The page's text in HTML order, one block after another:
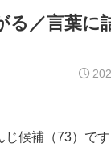
る／言葉に
候補（73）です